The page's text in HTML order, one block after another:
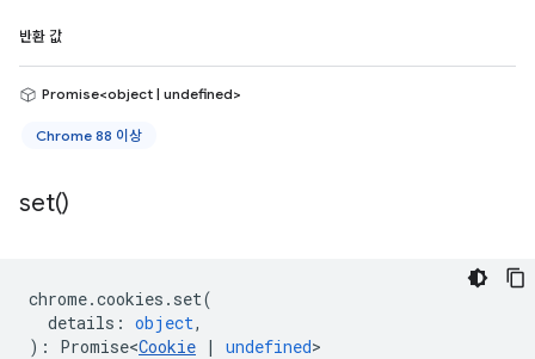
반환 값
Promise<object | undefined>
Chrome 88 이상
set()
chrome.cookies . set(
details : object,
) : Promise<Cookie | undefined>